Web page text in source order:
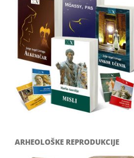
ARHEOLOŠKE REPRODUKCIJE